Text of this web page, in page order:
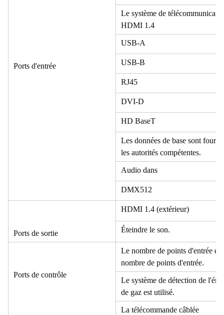
Ports d'entrée
Le système de
HDMI 1.4
USB-A
USB-B
RJ45
DVI-D
HD BaseT
Les données de base sont
les autorités compétentes.
Audio dans
DMX512
Ports de sortie
HDMI 1.4 (extérieur)
Éteindre le son.
Ports de contrôle
Le nombre de points d'entrée
nombre de points d'entrée.
Le système de détection de
de gaz est utilisé.
La télécommande câblée